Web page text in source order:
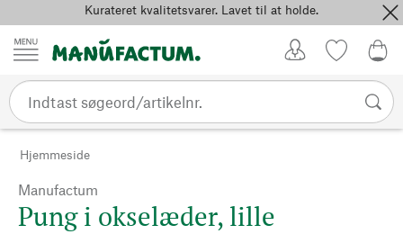
Spring til indholdKurateret kvalitetsvarer. Lavet til at holde.
Hjemmeside
Manufactum
Pung i okselæder, lille